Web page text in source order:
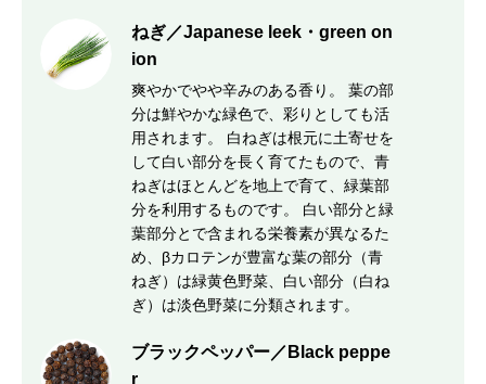
ねぎ／Japanese leek・green on
ion
爽やかでやや辛みのある香り。 葉の部
分は鮮やかな緑色で、彩りとしても活
用されます。 白ねぎは根元に土寄せを
して白い部分を長く育てたもので、青
ねぎはほとんどを地上で育て、緑葉部
分を利用するものです。 白い部分と緑
葉部分とで含まれる栄養素が異なるた
め、βカロテンが豊富な葉の部分（青
ねぎ）は緑黄色野菜、白い部分（白ね
ぎ）は淡色野菜に分類されます。
ブラックペッパー／Black peppe
r